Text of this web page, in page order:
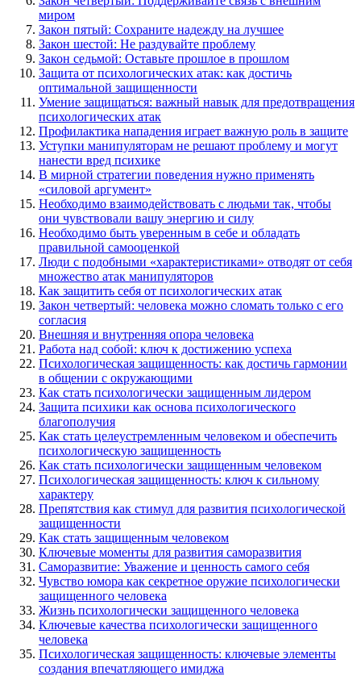
миром
Закон пятый: Сохраните надежду на лучшее
Закон шестой: Не раздувайте проблему
Закон седьмой: Оставьте прошлое в прошлом
Защита от психологических атак: как достичь
оптимальной защищенности
Умение защищаться: важный навык для предотвращения
психологических атак
Профилактика нападения играет важную роль в защите
Уступки манипуляторам не решают проблему и могут
нанести вред психике
В мирной стратегии поведения нужно применять
«силовой аргумент»
Необходимо взаимодействовать с людьми так, чтобы
они чувствовали вашу энергию и силу
Необходимо быть уверенным в себе и обладать
правильной самооценкой
Люди с подобными «характеристиками» отводят от себя
множество атак манипуляторов
Как защитить себя от психологических атак
Закон четвертый: человека можно сломать только с его
согласия
Внешняя и внутренняя опора человека
Работа над собой: ключ к достижению успеха
Психологическая защищенность: как достичь гармонии
в общении с окружающими
Как стать психологически защищенным лидером
Защита психики как основа психологического
благополучия
Как стать целеустремленным человеком и обеспечить
психологическую защищенность
Как стать психологически защищенным человеком
Психологическая защищенность: ключ к сильному
характеру
Препятствия как стимул для развития психологической
защищенности
Как стать защищенным человеком
Ключевые моменты для развития саморазвития
Саморазвитие: Уважение и ценность самого себя
Чувство юмора как секретное оружие психологически
защищенного человека
Жизнь психологически защищенного человека
Ключевые качества психологически защищенного
человека
Психологическая защищенность: ключевые элементы
создания впечатляющего имиджа